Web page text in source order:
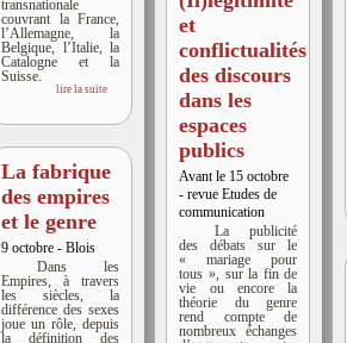
transnationale
couvrant la France,
l’Allemagne, la
Belgique, l’Italie, la
Catalogne et la
Suisse.
lire la suite
La fabrique
des empires
et le genre
9 octobre - Blois
Dans les
Empires, à travers
les siècles, la
différence des sexes
joue un rôle, depuis
la définition des
et
conflictualités
des discours
dans les
espaces
publics
Avant le 15 octobre
- revue Etudes de
communication
La publicité
des débats sur le
« mariage pour
tous », sur la fin de
vie ou encore la
théorie du genre
rend compte de
nombreux échanges